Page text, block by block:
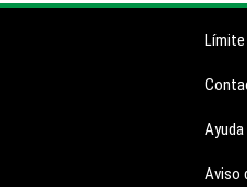
Límite
Ayuda
Aviso